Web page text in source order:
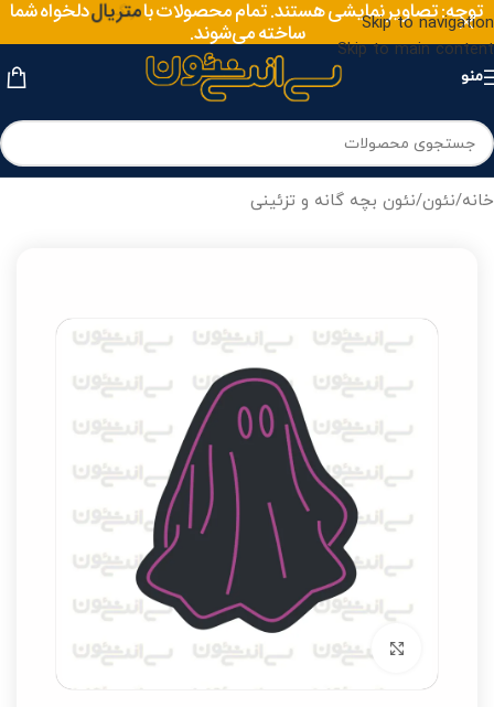
Skip to navigation
Skip to main content
توجه: تصاویر نمایشی هستند. تمام محصولات با متریال
دلخواه شما
ساخته می‌شوند.
منو
خانه/نئون/نئون بچه گانه و تزئینی
برای بزرگنمایی کلیک کنید